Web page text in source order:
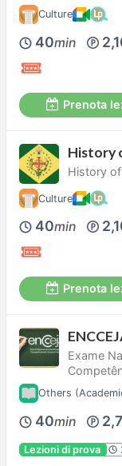
Culture
40min
Prenota
History
History
Culture
40min
Prenota
Exame
Others
40min
Lezioni di prova